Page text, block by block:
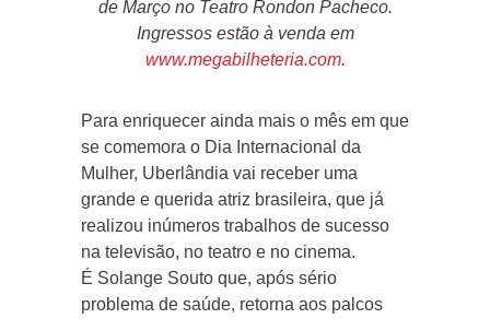
de Março no Teatro Rondon Pacheco.
Ingressos estão à venda em
www.megabilheteria.com.
Para enriquecer ainda mais o mês em que
se comemora o Dia Internacional da
Mulher, Uberlândia vai receber uma
grande e querida atriz brasileira, que já
realizou inúmeros trabalhos de sucesso
na televisão, no teatro e no cinema.
É Solange Souto que, após sério
problema de saúde, retorna aos palcos